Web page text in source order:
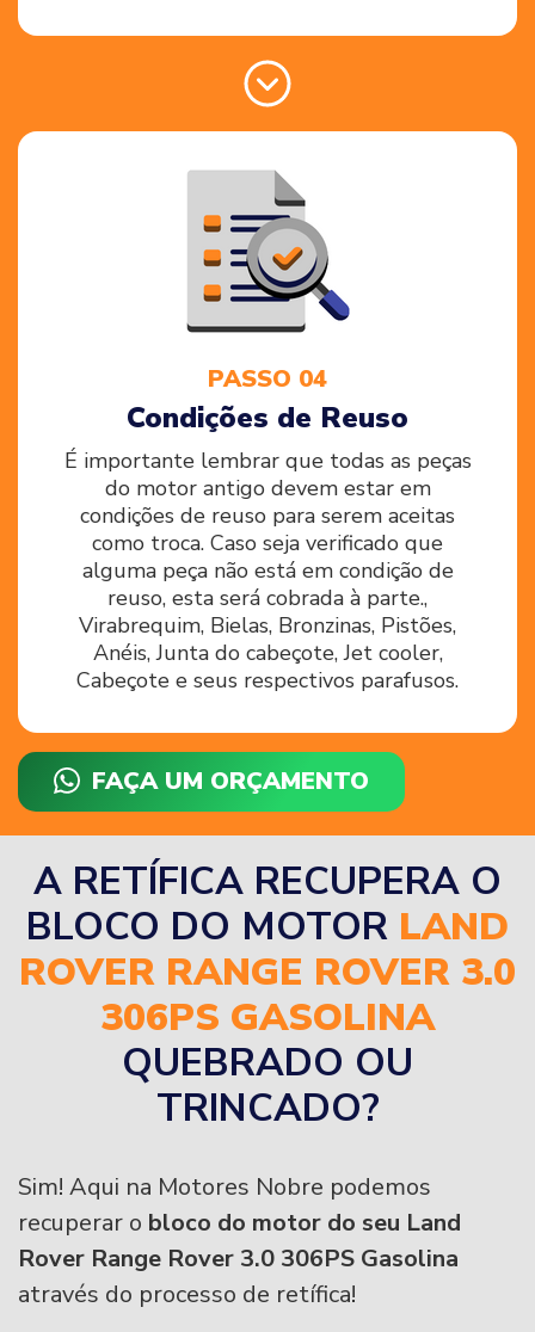
PASSO 04
Condições de Reuso
É importante lembrar que todas as peças
do motor antigo devem estar em
condições de reuso para serem aceitas
como troca. Caso seja verificado que
alguma peça não está em condição de
reuso, esta será cobrada à parte.,
Virabrequim, Bielas, Bronzinas, Pistões,
Anéis, Junta do cabeçote, Jet cooler,
Cabeçote e seus respectivos parafusos.
FAÇA UM ORÇAMENTO
A RETÍFICA RECUPERA O
BLOCO DO MOTOR LAND
ROVER RANGE ROVER 3.0
306PS GASOLINA
QUEBRADO OU
TRINCADO?
Sim! Aqui na Motores Nobre podemos
recuperar o bloco do motor do seu Land
Rover Range Rover 3.0 306PS Gasolina
através do processo de retífica!